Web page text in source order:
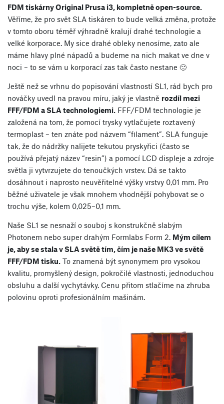
FDM tiskárny Original Prusa i3, kompletně open-source.
Věříme, že pro svět SLA tiskáren to bude velká změna, protože
v tomto oboru téměř výhradně kralují drahé technologie a
velké korporace. My sice drahé obleky nenosíme, zato ale
máme hlavy plné nápadů a budeme na nich makat ve dne v
noci – to se vám u korporací zas tak často nestane 🙂
Ještě než se vrhnu do popisování vlastností SL1, rád bych pro
nováčky uvedl na pravou míru, jaký je vlastně rozdíl mezi
FFF/FDM a SLA technologiemi. FFF/FDM technologie je
založená na tom, že pomocí trysky vytlačujete roztavený
termoplast – ten znáte pod názvem “filament”. SLA funguje
tak, že do nádržky nalijete tekutou pryskyřici (často se
používá přejatý název “resin”) a pomocí LCD displeje a zdroje
světla ji vytvrzujete do tenoučkých vrstev. Dá se takto
dosáhnout i naprosto neuvěřitelné výšky vrstvy 0,01 mm. Pro
běžné uživatele je však mnohem vhodnější pohybovat se o
trochu výše, kolem 0,025–0,1 mm.
Naše SL1 se nesnaží o souboj s konstrukčně slabým
Photonem nebo super drahým Formlabs Form 2. Mým cílem
je, aby se stala v SLA světě tím, čím je naše MK3 ve světě
FFF/FDM tisku. To znamená být synonymem pro vysokou
kvalitu, promyšlený design, pokročilé vlastnosti, jednoduchou
obsluhu a další vychytávky. Cenu přitom stlačíme na zhruba
polovinu oproti profesionálním mašinám.